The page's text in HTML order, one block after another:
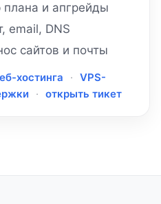
и апгрейды
email, DNS
сайтов и почты
хостинга · VPS-
· открыть тикет